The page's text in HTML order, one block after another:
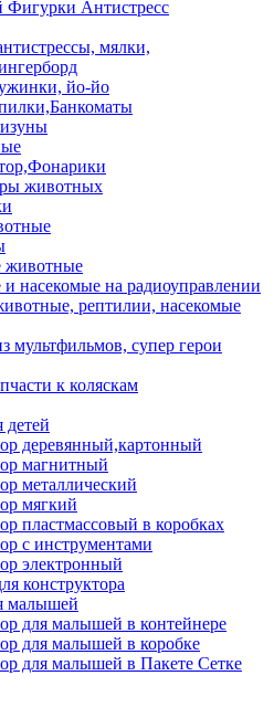
Фигурки Антистресс
мялки,
йо-йо
животных
животные
насекомые на радиоуправлении
рептилии, насекомые
мультфильмов, супер герои
к коляскам
детей
деревянный,картонный
магнитный
металлический
мягкий
пластмассовый в коробках
с инструментами
электронный
конструктора
малышей
для малышей в контейнере
для малышей в коробке
для малышей в Пакете Сетке